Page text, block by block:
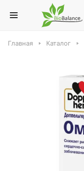
Главная Каталог